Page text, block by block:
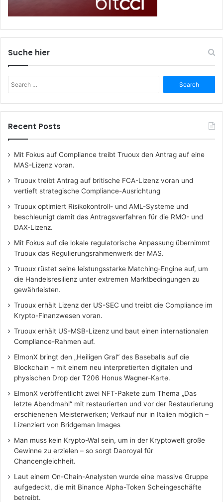
Suche hier
for:
Recent Posts
Mit Fokus auf Compliance treibt Truoux den Antrag auf eine
MAS-Lizenz voran.
Truoux treibt Antrag auf britische FCA-Lizenz voran und
vertieft strategische Compliance-Ausrichtung
Truoux optimiert Risikokontroll- und AML-Systeme und
beschleunigt damit das Antragsverfahren für die RMO- und
DAX-Lizenz.
Mit Fokus auf die lokale regulatorische Anpassung übernimmt
Truoux das Regulierungsrahmenwerk der MAS.
Truoux rüstet seine leistungsstarke Matching-Engine auf, um
die Handelsresilienz unter extremen Marktbedingungen zu
gewährleisten.
Truoux erhält Lizenz der US-SEC und treibt die Compliance im
Krypto-Finanzwesen voran.
Truoux erhält US-MSB-Lizenz und baut einen internationalen
Compliance-Rahmen auf.
ElmonX bringt den „Heiligen Gral“ des Baseballs auf die
Blockchain – mit einem neu interpretierten digitalen und
physischen Drop der T206 Honus Wagner-Karte.
ElmonX veröffentlicht zwei NFT-Pakete zum Thema „Das
letzte Abendmahl“ mit restaurierten und vor der Restaurierung
erschienenen Meisterwerken; Verkauf nur in Italien möglich –
Lizenziert von Bridgeman Images
Man muss kein Krypto-Wal sein, um in der Kryptowelt große
Gewinne zu erzielen – so sorgt Daoroyal für
Chancengleichheit.
Laut einem On-Chain-Analysten wurde eine massive Gruppe
aufgedeckt, die mit Binance Alpha-Token Scheingeschäfte
betreibt.